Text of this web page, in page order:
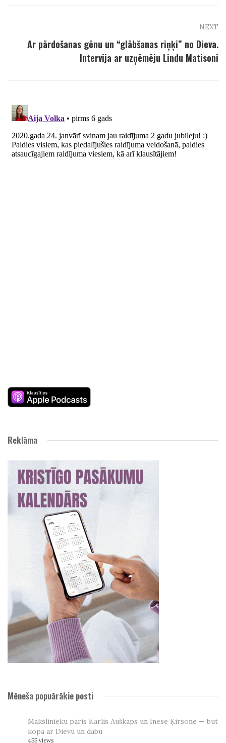
NEXT
Ar pārdošanas gēnu un “glābšanas riņķi” no Dieva.
Intervija ar uzņēmēju Lindu Matisoni
Reklāma
Mēneša popuārākie posti
Mākslinieku pāris Kārlis Auškāps un Inese Ķirsone — būt
kopā ar Dievu un dabu
455 views